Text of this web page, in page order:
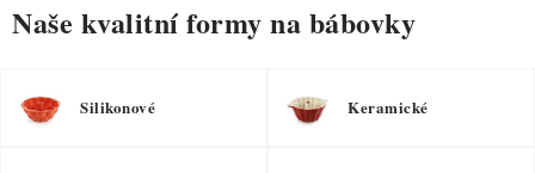
Naše kvalitní formy na bábovky
Silikonové Keramické